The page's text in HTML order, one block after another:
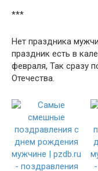
***
Нет праздника
праздник есть в
февраля, Так сразу
Отечества.